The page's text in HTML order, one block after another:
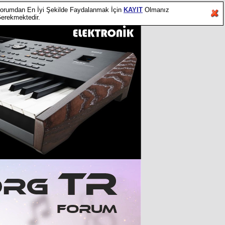
En İyi Şekilde Faydalanmak İçin KAYIT Olmanız